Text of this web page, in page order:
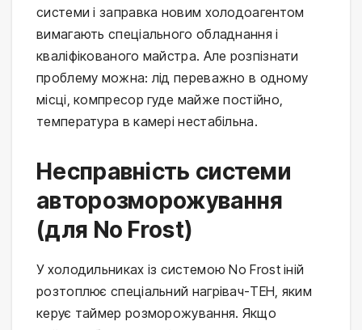
системи і заправка новим холодоагентом
вимагають спеціального обладнання і
кваліфікованого майстра. Але розпізнати
проблему можна: лід переважно в одному
місці, компресор гуде майже постійно,
температура в камері нестабільна.
Несправність системи
авторозморожування
(для No Frost)
У холодильниках із системою No Frost іній
розтоплює спеціальний нагрівач-ТЕН, яким
керує таймер розморожування. Якщо